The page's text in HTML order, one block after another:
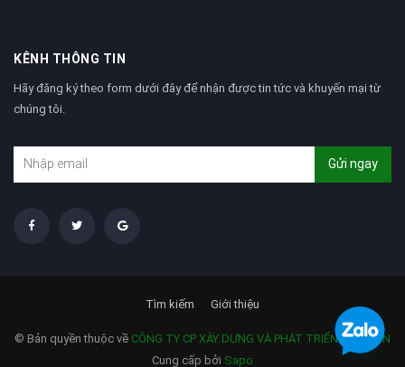
KÊNH THÔNG TIN
Hãy đăng ký theo form dưới đây để nhận được tin tức và khuyến mại từ
chúng tôi.
Gửi ngay
© Bản quyền thuộc về CÔNG TY CP XÂY DỰNG VÀ PHÁT TRIỂN TẢN VIÊN
Cung cấp bởi Sapo
Tìm kiếm Giới thiệu